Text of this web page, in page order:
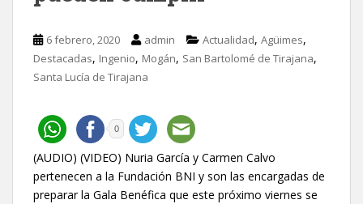
6 febrero, 2020 admin Actualidad, Agüimes,
Destacadas, Ingenio, Mogán, San Bartolomé de Tirajana,
Santa Lucía de Tirajana
0
(AUDIO) (VIDEO) Nuria García y Carmen Calvo
pertenecen a la Fundación BNI y son las encargadas de
preparar la Gala Benéfica que este próximo viernes se